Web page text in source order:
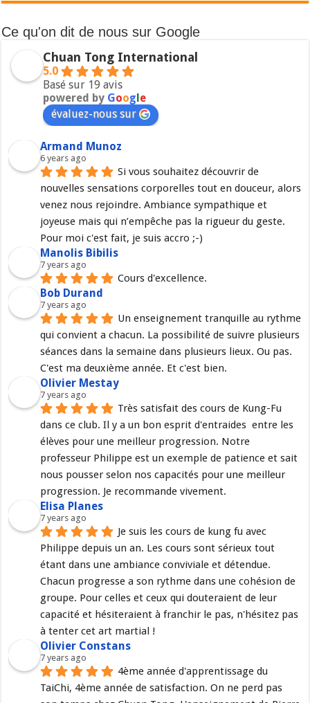
Ce qu'on dit de nous sur Google
Chuan Tong International
5.0
Basé sur 19 avis
powered by Google
évaluez-nous sur
Armand Munoz
6 years ago
Si vous souhaitez découvrir de
nouvelles sensations corporelles tout en douceur, alors
venez nous rejoindre. Ambiance sympathique et
joyeuse mais qui n’empêche pas la rigueur du geste.
Pour moi c'est fait, je suis accro ;-)
Manolis Bibilis
7 years ago
Cours d'excellence.
Bob Durand
7 years ago
Un enseignement tranquille au rythme
qui convient a chacun. La possibilité de suivre plusieurs
séances dans la semaine dans plusieurs lieux. Ou pas.
C'est ma deuxième année. Et c'est bien.
Olivier Mestay
7 years ago
Très satisfait des cours de Kung-Fu
dans ce club. Il y a un bon esprit d'entraides  entre les
élèves pour une meilleur progression. Notre
professeur Philippe est un exemple de patience et sait
nous pousser selon nos capacités pour une meilleur
progression. Je recommande vivement.
Elisa Planes
7 years ago
Je suis les cours de kung fu avec
Philippe depuis un an. Les cours sont sérieux tout
étant dans une ambiance conviviale et détendue.
Chacun progresse a son rythme dans une cohésion de
groupe. Pour celles et ceux qui douteraient de leur
capacité et hésiteraient à franchir le pas, n'hésitez pas
à tenter cet art martial !
Olivier Constans
7 years ago
4ème année d'apprentissage du
TaiChi, 4ème année de satisfaction. On ne perd pas